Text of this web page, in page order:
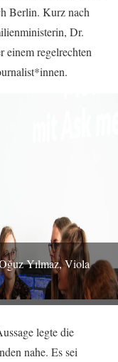
Berlin. Kurz nach
Dr.
einem regelrechten
Yılmaz, Viola
legte die
nahe. Es sei